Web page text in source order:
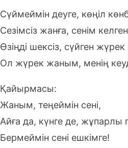
Сүймеймін деуге, көңіл
Сезімсіз жанға, сенім
Өзіңді шексіз, сүйген жүрек
Ол жүрек жаным, менің
Қайырмасы:
Жаным, теңеймін сені,
Айға да, күнге де, жұпарлы
Бермеймін сені ешкімге!